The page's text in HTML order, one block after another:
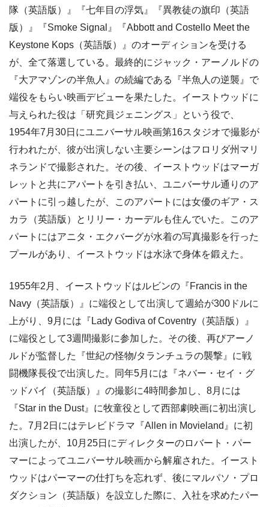
隊（英語版）』『七年目の浮気』『異教徒の旗印（英語
版）』『Smoke Signal』『Abbott and Costello Meet the
Keystone Kops（英語版）』のオーディションを受ける
が、全て落選している。最終的にジャック・アーノルドの
『大アマゾンの半魚人』の続編である『半魚人の逆襲』で
端役をもらい映画デビューを果たした。イーストウッドに
与えられた役は「研究員ジェニングス」という役で、
1954年7月30日にユニバーサル映画第16スタジオで撮影が
行われたが、彼が出演しない主要シーンはフロリダ州マリ
ネランドで撮影された。その後、イーストウッドはマーガ
レットと共にアパートを引き払い、ユニバーサル通りのア
パートに引っ越したが、このアパートには女優のギア・ス
カラ（英語版）とリリー・カーデルも住んでいた。このア
パートにはアニタ・エクバーグが水着の写真撮影を行った
プールがあり、イーストウッドは水泳で身体を鍛えた。
1955年2月、イーストウッドはルビンの『Francis in the
Navy（英語版）』に端役として出演して週給が300ドルに
上がり、9月には『Lady Godiva of Coventry（英語版）』
に端役として3週間撮影に参加した。その後、再びアーノ
ルドが監督した『世紀の怪物/タランチュラの襲撃』に戦
闘機隊長役で出演した。同年5月には『ネバー・セイ・グ
ッドバイ（英語版）』の撮影に4時間参加し、8月には
『Star in the Dust』に牧童役として西部劇映画に初出演し
た。7月2日にはテレビドラマ『Allen in Movieland』に初
出演したが、10月25日にディレクターのロバート・パー
マーによってユニバーサル映画から解雇された。イースト
ウッドはパーマーの仕打ちを忘れず、後にマルパソ・プロ
ダクション（英語版）を設立した際に、入社を求めたパー